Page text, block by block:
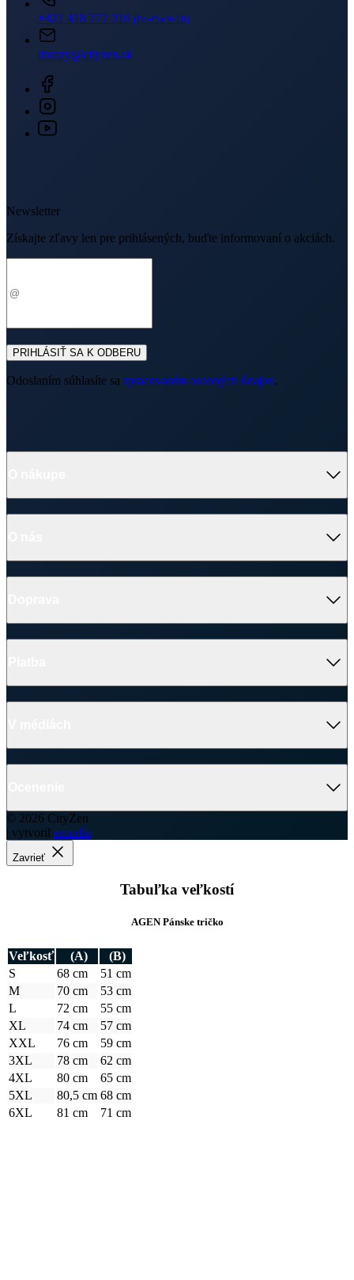
+421 418 777 310 (Po-Pia 9-16)
dotazy@cityzen.sk
Newsletter
Získajte zľavy len pre prihlásených, buďte informovaní o akciách.
PRIHLÁSIŤ SA K ODBERU
Odoslaním súhlasíte sa spracovaním osobných údajov.
© 2026 CityZen
| vytvoril emorfiq
Zavrieť
Tabuľka veľkostí
AGEN Pánske tričko
Veľkosť (A)
(B)
S
68 cm
51 cm
M
70 cm
53 cm
L
72 cm
55 cm
XL
74 cm
57 cm
XXL
76 cm
59 cm
3XL
78 cm
62 cm
4XL
80 cm
65 cm
5XL
80,5 cm 68 cm
6XL
81 cm 71 cm